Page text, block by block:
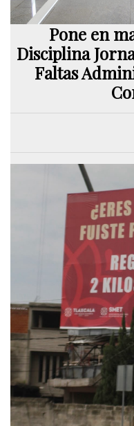
Pone en
Disciplina
Faltas